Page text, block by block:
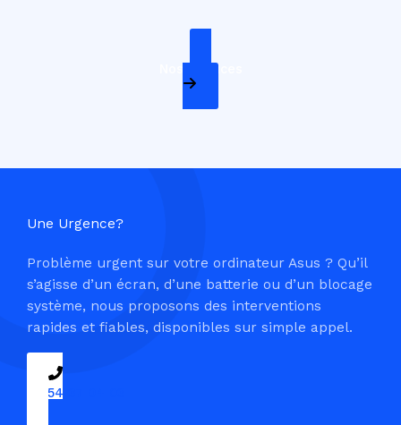
Nos Services
Une Urgence?
Problème urgent sur votre ordinateur Asus ? Qu’il
s’agisse d’un écran, d’une batterie ou d’un blocage
système, nous proposons des interventions
rapides et fiables, disponibles sur simple appel.
09 54 37 04 03